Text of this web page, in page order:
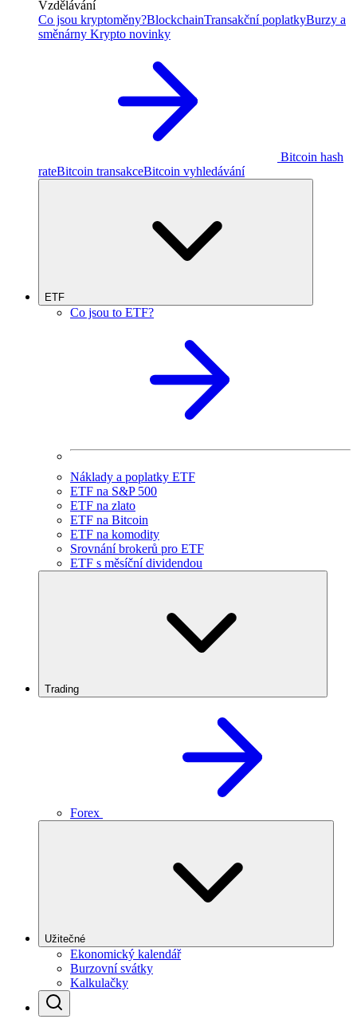
Vzdělávání
Co jsou kryptoměny?BlockchainTransakční poplatkyBurzy a
směnárny Krypto novinky
Bitcoin hash
rateBitcoin transakceBitcoin vyhledávání
ETF
Co jsou to ETF?
Náklady a poplatky ETF
ETF na S&P 500
ETF na zlato
ETF na Bitcoin
ETF na komodity
Srovnání brokerů pro ETF
ETF s měsíční dividendou
Trading
Forex
Užitečné
Ekonomický kalendář
Burzovní svátky
Kalkulačky